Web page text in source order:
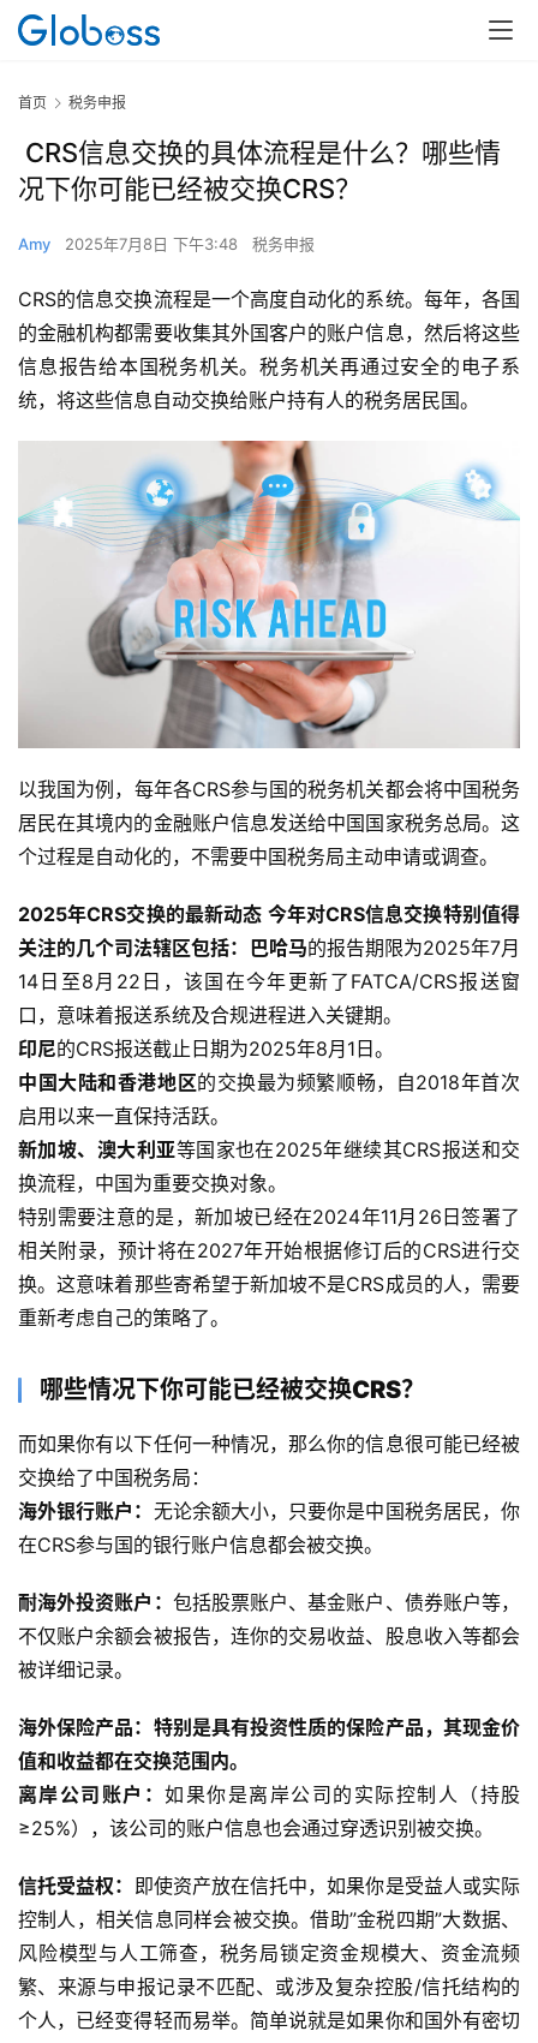
首页 税务申报
CRS信息交换的具体流程是什么？哪些情
况下你可能已经被交换CRS？
Amy 2025年7月8日 下午3:48 税务申报
CRS的信息交换流程是一个高度自动化的系统。每年，各国
的金融机构都需要收集其外国客户的账户信息，然后将这些
信息报告给本国税务机关。税务机关再通过安全的电子系
统，将这些信息自动交换给账户持有人的税务居民国。
以我国为例，每年各CRS参与国的税务机关都会将中国税务
居民在其境内的金融账户信息发送给中国国家税务总局。这
个过程是自动化的，不需要中国税务局主动申请或调查。
2025年CRS交换的最新动态 今年对CRS信息交换特别值得
关注的几个司法辖区包括： 巴哈马的报告期限为2025年7月
14日至8月22日，该国在今年更新了FATCA/CRS报送窗
口，意味着报送系统及合规进程进入关键期。
印尼的CRS报送截止日期为2025年8月1日。
中国大陆和香港地区的交换最为频繁顺畅，自2018年首次
启用以来一直保持活跃。
新加坡、澳大利亚等国家也在2025年继续其CRS报送和交
换流程，中国为重要交换对象。
特别需要注意的是，新加坡已经在2024年11月26日签署了
相关附录，预计将在2027年开始根据修订后的CRS进行交
换。这意味着那些寄希望于新加坡不是CRS成员的人，需要
重新考虑自己的策略了。
哪些情况下你可能已经被交换CRS？
而如果你有以下任何一种情况，那么你的信息很可能已经被
交换给了中国税务局：
海外银行账户 ： 无论余额大小，只要你是中国税务居民，你
在CRS参与国的银行账户信息都会被交换。
耐海外投资账户 ： 包括股票账户、基金账户、债券账户等，
不仅账户余额会被报告，连你的交易收益、股息收入等都会
被详细记录。
海外保险产品：特别是具有投资性质的保险产品，其现金价
值和收益都在交换范围内。
离岸公司账户 ：如果你是离岸公司的实际控制人（持股
≥25%），该公司的账户信息也会通过穿透识别被交换。
信托受益权： 即使资产放在信托中，如果你是受益人或实际
控制人，相关信息同样会被交换。借助”金税四期”大数据、
风险模型与人工筛查，税务局锁定资金规模大、资金流频
繁、来源与申报记录不匹配、或涉及复杂控股/信托结构的
个人，已经变得轻而易举。简单说就是如果你和国外有密切